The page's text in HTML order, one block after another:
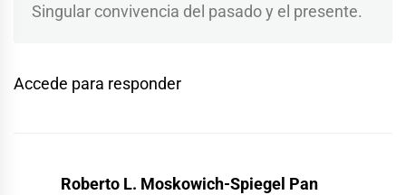
Singular convivencia del pasado y el presente.
Accede para responder
Roberto L. Moskowich-Spiegel Pan